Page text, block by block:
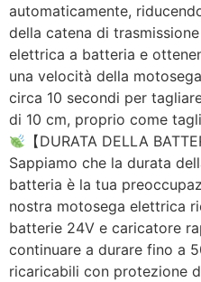
automaticamente,
della catena di
elettrica a batteria e
una velocità della
circa 10 secondi per
di 10 cm, proprio come
【DURATA DELLA
Sappiamo che la durata
batteria è la tua
nostra motosega elettrica
batterie 24V e caricatore
continuare a durare fino a
ricaricabili con protezione